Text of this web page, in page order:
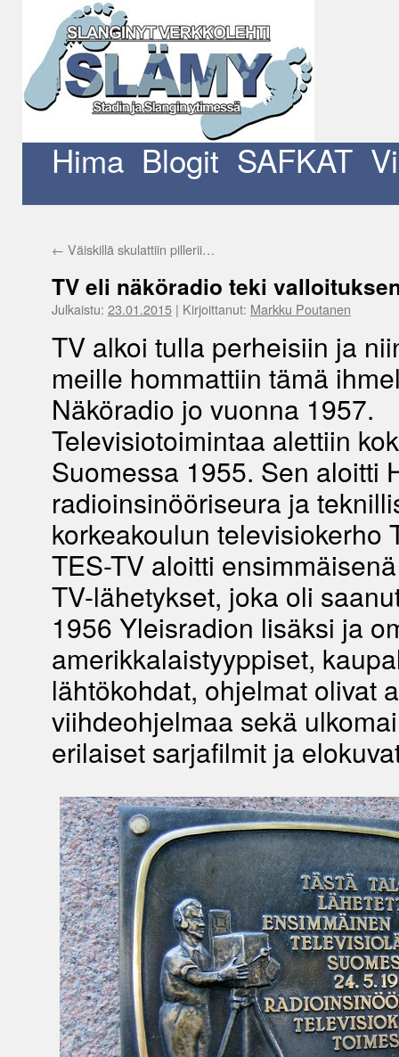
Hima Blogit SAFKAT
← Väiskillä skulattiin pillerii…
TV eli näköradio teki
Julkaistu: 23.01.2015| Kirjoittanut: Markku Poutanen
TV alkoi tulla perheisiin ja
meille hommattiin tämä
Näköradio jo vuonna 1957.
Televisiotoimintaa alettiin
Suomessa 1955. Sen aloitti
radioinsinööriseura ja
korkeakoulun televisiokerho
TES-TV aloitti
TV-lähetykset, joka oli
1956 Yleisradion lisäksi ja
amerikkalaistyyppiset,
lähtökohdat, ohjelmat olivat
viihdeohjelmaa sekä
erilaiset sarjafilmit ja